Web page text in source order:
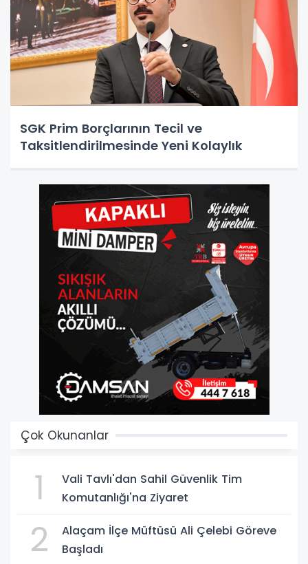
SGK Prim Borçlarının Tecil ve
Taksitlendirilmesinde Yeni Kolaylık
Çok Okunanlar
1
Vali Tavlı'dan Sahil Güvenlik Tim
Komutanlığı'na Ziyaret
2
Alaçam İlçe Müftüsü Ali Çelebi Göreve
Başladı